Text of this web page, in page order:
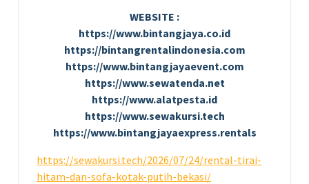
WEBSITE :
https://www.bintangjaya.co.id
https://bintangrentalindonesia.com
https://www.bintangjayaevent.com
https://www.sewatenda.net
https://www.alatpesta.id
https://www.sewakursi.tech
https://www.bintangjayaexpress.rentals
https://sewakursi.tech/2026/07/24/rental-tirai-
hitam-dan-sofa-kotak-putih-bekasi/